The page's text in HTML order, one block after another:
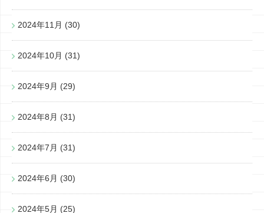
2024年11月 (30)
2024年10月 (31)
2024年9月 (29)
2024年8月 (31)
2024年7月 (31)
2024年6月 (30)
2024年5月 (25)